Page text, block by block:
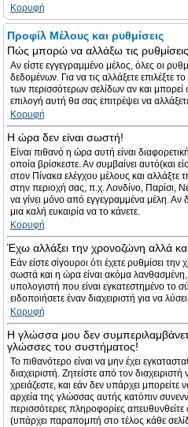
Κορυφή
Προφίλ Μέλους και ρυθμίσεις
Πώς μπορώ να αλλάξω τις
Αν είστε εγγεγραμμένο μέλος, όλες οι
δεδομένων. Για να τις αλλάξετε επιλέξτε
των περισσότερων σελίδων αν και μπορεί
επιλογή αυτή θα σας επιτρέψει να
Κορυφή
Η ώρα δεν είναι σωστή!
Είναι πιθανό η ώρα αυτή είναι
οποία βρίσκεστε. Αν συμβαίνει αυτό(και
στον Πίνακα ελέγχου μέλους και αλλάξτε
στην περιοχή σας, π.χ. Λονδίνο, Παρίσι,
να γίνει μόνο από εγγεγραμμένα μέλη. Αν
μια καλή ευκαιρία να το κάνετε.
Κορυφή
Έχω αλλάξει την χρονοζώνη αλλά
Εάν είστε σίγουροι ότι έχετε ρυθμίσει
σωστά και η ώρα είναι ακόμα λανθασμένη,
υπολογιστή που είναι εγκατεστημένο το
ειδοποιήσετε έναν διαχειριστή για να
Κορυφή
Η γλώσσα μου δεν
γλώσσες του συστήματος!
Το πιθανότερο είναι να μην έχει
διαχειριστή. Ζητείστε από τον
χρειάζεστε, και εάν δεν υπάρχει
αρχεία της γλώσσας αυτής κατόπιν
περισσότερες πληροφορίες
(υπάρχει παραπομπή στο τέλος κάθε